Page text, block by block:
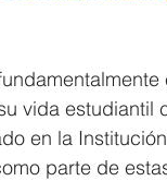
vida
en la
parte de